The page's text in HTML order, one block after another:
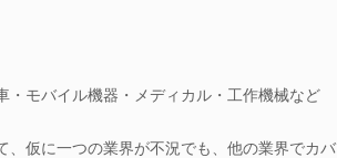
・モバイル機器・メディカル・工作機械など
仮に一つの業界が不況でも、他の業界でカバ